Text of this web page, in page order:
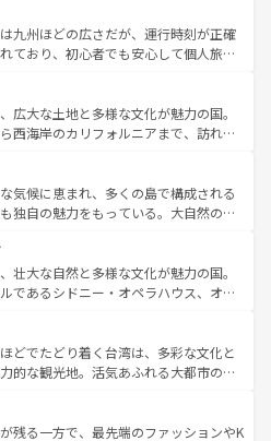
とそれぞれで全く異なる文化を体験で
う。 なお、新着のフランス情報はコンテンツ一覧
体験してほしい。 なお、新着の
ンツ一覧を参照してほしい。
力がある。また、優雅なアフタヌーン
にはたまらない英国パブ、サッカー観
こそできる体験も豊富。イギリスを旅
ほしい。
九州ほどの広さだが、運行時刻が正確
ており、初心者でも安心して個人旅行
る町や、スイスならではのユニークな
プス観光だけでなく町歩きも満喫する
の所得が高いため物価も高いが、旅行
を楽しむこともできる。 なお、新
コンテンツ一覧 を参照してほしい。
広大な土地と多様な文化が魅力の国。
西海岸のカリフォルニアまで、訪れる
、観光、ショッピング、エンターテイ
刺激的なスポットだ。一方、アメリカ
がり、グランドキャニオンやイエロー
ズでは、音楽と美食が融合した独特の
はアメリカの各地域で異なる魅力を楽
様性と豊かな歴史を感じることができ
。 なお、新着のアメリカ
覧を参照してほしい。
気候に恵まれ、多くの島で構成される
独自の魅力をもっている。大自然の神
。また、定番の観光地といえばオアフ
を求めるならマウイ島やカウアイ島が
ドグリーンに輝く海をはじめ、豊かな
で訪れる人々を迎えてくれるハワイの
カルフードやハワイアンミュージッ
ンスなど、すべてがハワイの魅力を彩
なお、新着のハワイ情報
を参照してほしい。
壮大な自然と多様な文化が魅力の国。
であるシドニー・オペラハウス、オー
央部にそびえるウルル（エアーズロッ
美しい原生林やケアンズの熱帯雨林な
さん。また、カフェやワイン、オージ
ィも充実しており、サーフィンやダイ
など、アウトドア好きにはたまらな
どでたどり着く台湾は、多彩な文化と
的な観光地。活気あふれる大都市の台
地帯である台湾東部など、都市の喧騒
存しており、訪れる人に新しい発見と
残る一方で、最先端のファッションやK